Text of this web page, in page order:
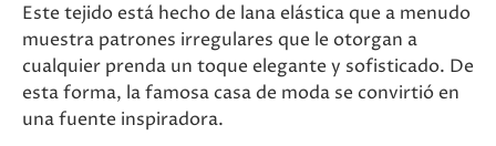
Este tejido está hecho de lana elástica que a menudo
muestra patrones irregulares que le otorgan a
cualquier prenda un toque elegante y sofisticado. De
esta forma, la famosa casa de moda se convirtió en
una fuente inspiradora.